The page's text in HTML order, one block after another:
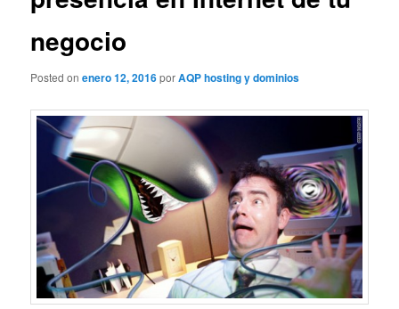
negocio
Posted onenero 12, 2016porAQP hosting y dominios